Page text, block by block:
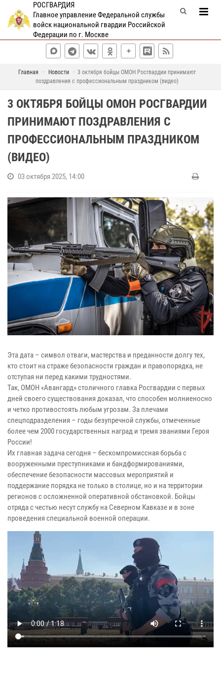
РОСГВАРДИЯ
Главное управление Федеральной службы
войск национальной гвардии Российской
Федерации по г. Москве
Главная Новости
3 октября бойцы ОМОН Росгвардии принимают
поздравления с профессиональным праздником (видео)
3 ОКТЯБРЯ БОЙЦЫ ОМОН РОСГВАРДИИ
ПРИНИМАЮТ ПОЗДРАВЛЕНИЯ С
ПРОФЕССИОНАЛЬНЫМ ПРАЗДНИКОМ
(ВИДЕО)
03 октября 2025, 14:00
Эта дата – символ отваги, мастерства и преданности долгу тех,
кто стоит на страже безопасности граждан и правопорядка, не
отступая ни перед какими трудностями.
Так, ОМОН «Авангард» столичного главка Росгвардии с первых
дней своего существования доказал, что способен молниеносно
и четко противостоять любым угрозам. За плечами
спецподразделения – годы безупречной службы, отмеченные
более чем 2000 государственных наград и тремя званиями Героя
России!
Их главная задача сегодня – бескомпромиссная борьба с
вооруженными преступниками и бандформированиями,
обеспечение безопасности массовых мероприятий и
поддержание порядка не только в столице, но и на территории
регионов с осложненной оперативной обстановкой. Бойцы
отряда с честью несут службу на Северном Кавказе и в зоне
проведения специальной военной операции.